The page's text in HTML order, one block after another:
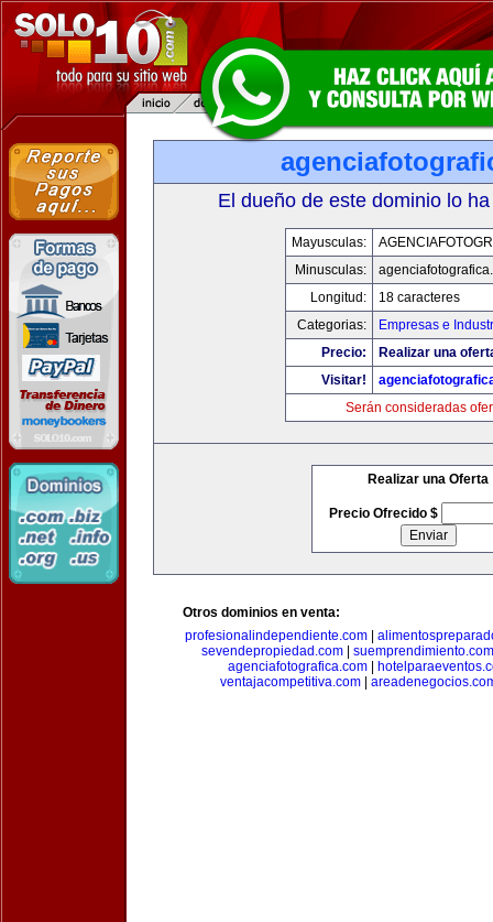
El dueño de este dominio lo
Mayusculas:
Minusculas:
Longitud:
18 caracteres
Categorias:
Empresas e
Precio:
Realizar una
Visitar!
Serán consideradas
Realizar una Oferta
Precio Ofrecido $
Otros dominios en venta:
profesionalindependiente.com
sevendepropiedad.com| suemprendimiento.com
agenciafotografica.com|
ventajacompetitiva.com